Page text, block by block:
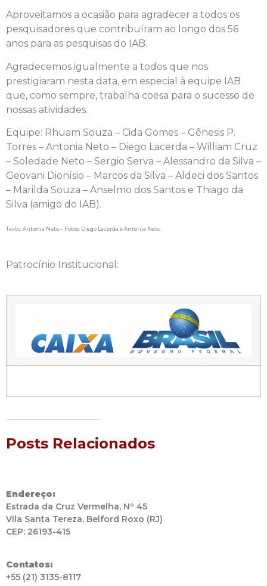
Aproveitamos a ocasião para agradecer a todos os
pesquisadores que contribuíram ao longo dos 56
anos para as pesquisas do IAB.
Agradecemos igualmente a todos que nos
prestigiaram nesta data, em especial à equipe IAB
que, como sempre, trabalha coesa para o sucesso de
nossas atividades.
Equipe: Rhuam Souza – Cida Gomes – Gênesis P.
Torres – Antonia Neto – Diego Lacerda – William Cruz
– Soledade Neto – Sergio Serva – Alessandro da Silva –
Geovani Dionísio – Marcos da Silva – Aldeci dos Santos
– Marilda Souza – Anselmo dos Santos e Thiago da
Silva (amigo do IAB).
Texto: Antonia Neto – Fotos: Diego Lacerda e Antonia Neto
Patrocínio Institucional:
Posts Relacionados
Endereço:
Estrada da Cruz Vermelha, Nº 45
Vila Santa Tereza, Belford Roxo (RJ)
CEP: 26193-415
Contatos:
+55 (21) 3135-8117